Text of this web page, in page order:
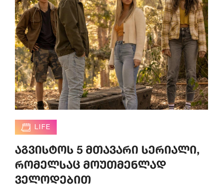
LIFE
აგვისტოს 5 მთავარი სერიალი,
რომელსაც მოუთმენლად
ველოდებით